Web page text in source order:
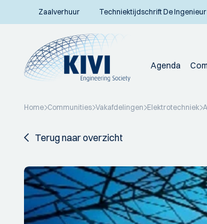
Zaalverhuur Techniektijdschrift De Ingenieur
Agenda
Home Communities Vakafdelingen Elektrotechniek
Terug naar overzicht